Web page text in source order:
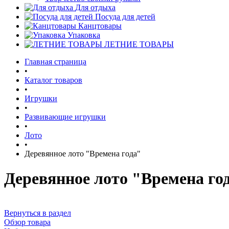
Для отдыха
Посуда для детей
Канцтовары
Упаковка
ЛЕТНИЕ ТОВАРЫ
Главная страница
•
Каталог товаров
•
Игрушки
•
Развивающие игрушки
•
Лото
•
Деревянное лото "Времена года"
Деревянное лото "Времена
Вернуться в раздел
Обзор товара